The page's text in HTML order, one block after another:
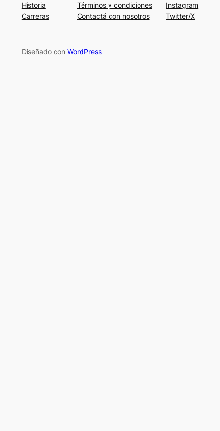
Historia
Carreras
Términos y condiciones
Contactá con nosotros
Instagram
Twitter/X
Diseñado con WordPress